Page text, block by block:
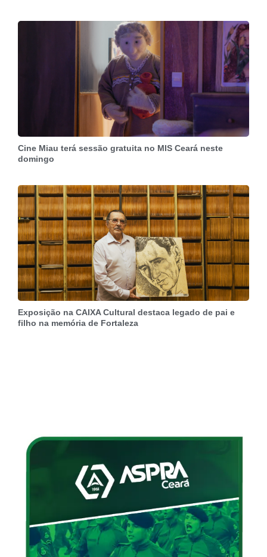
Cine Miau terá sessão gratuita no MIS Ceará neste
domingo
Exposição na CAIXA Cultural destaca legado de pai e
filho na memória de Fortaleza